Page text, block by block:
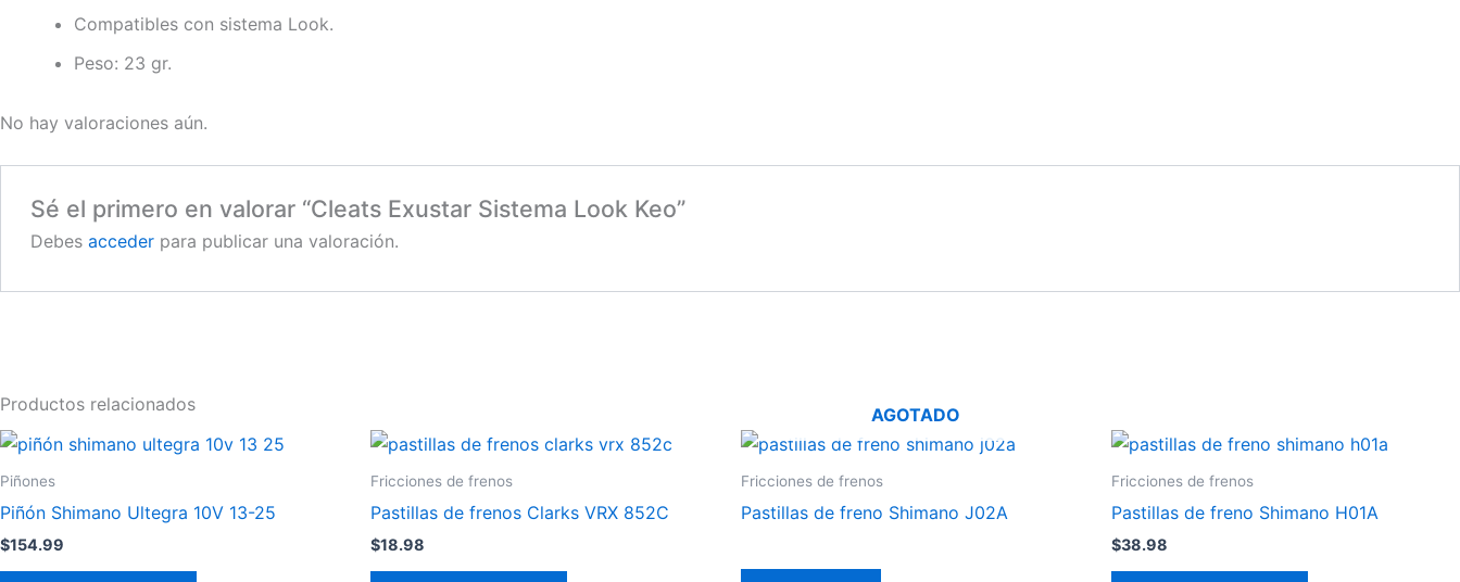
Compatibles con sistema Look.
Peso: 23 gr.
No hay valoraciones aún.
Sé el primero en valorar “Cleats Exustar Sistema Look Keo”
Debes accederpara publicar una valoración.
Productos relacionados
Piñones
Piñón Shimano Ultegra 10V 13-25
$154.99
Fricciones de frenos
Pastillas de frenos Clarks VRX 852C
$18.98
AGOTADO
Fricciones de frenos
Pastillas de freno Shimano J02A
Fricciones de frenos
Pastillas de freno Shimano H01A
$38.98